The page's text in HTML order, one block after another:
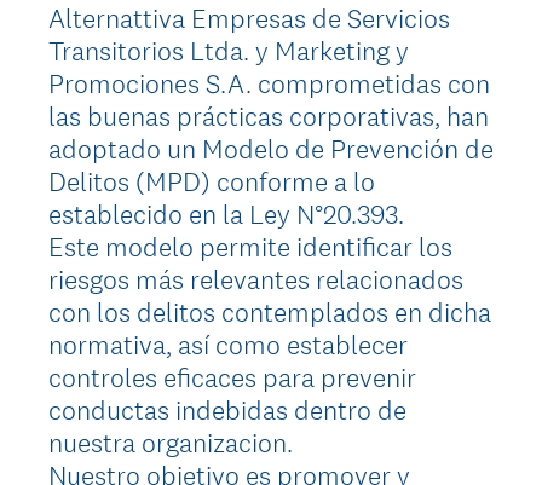
Alternattiva Empresas de Servicios
Transitorios Ltda. y Marketing y
Promociones S.A. comprometidas con
las buenas prácticas corporativas, han
adoptado un Modelo de Prevención de
Delitos (MPD) conforme a lo
establecido en la Ley N°20.393.
Este modelo permite identificar los
riesgos más relevantes relacionados
con los delitos contemplados en dicha
normativa, así como establecer
controles eficaces para prevenir
conductas indebidas dentro de
nuestra organizacion.
Nuestro objetivo es promover y